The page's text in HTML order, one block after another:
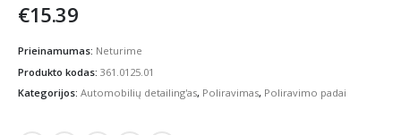
€15.39
Prieinamumas: Neturime
Produkto kodas: 361.0125.01
Kategorijos: Automobilių detailing'as, Poliravimas, Poliravimo padai